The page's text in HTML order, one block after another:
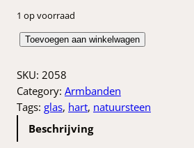
1 op voorraad
t
u
u
r
Toevoegen aan winkelwagen
SKU: 2058
Category: Armbanden
Tags: glas, hart, natuursteen
Beschrijving